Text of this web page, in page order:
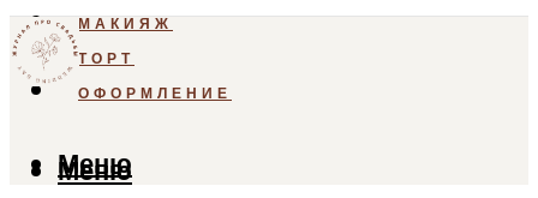
МАКИЯЖ
ТОРТ
ОФОРМЛЕНИЕ
Меню
Меню